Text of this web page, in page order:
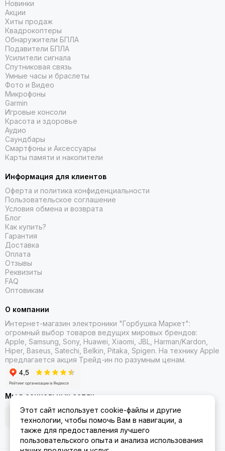
включая Trail Loop, Alpine Loop и Ocean Band.
Apple Watch SE:
обладающая всеми ключевыми возможностями для
отслеживания активности, общения и контроля за
здоровьем. Прекрасный вариант для повседневного
использования, представленный в разных размерах
(40мм и 44мм) и цветах.
Идеальный звук с Apple AirPods
Погрузитесь в мир кристально чистого звучания с
легендарными беспроводными наушниками Apple. Мы
предлагаем полную линейку, чтобы каждый мог найти свой
идеальный вариант:
обеспечивают превосходное качество звука, удобную
посадку и быструю синхронизацию с вашими
устройствами.
Apple AirPods Pro 2:Модель для тех, кто ценит
активное шумоподавление и режим прозрачности. Новая
версия с разъемом USB-C делает их еще более
универсальными.
Apple AirPods Max:
класса с непревзойденным качеством звука, адаптивным
эквалайзером и пространственным аудио для полного
погружения.
Аксессуары:
зарядные кейсы или один наушник, если это
необходимо.
Изучайте наш ассортимент, используя удобные фильтры по
модели, цвету и цене. Все товары сопровождаются
подробными характеристиками и фотографиями. Выбирайте
и заказывайте оригинальные устройства Apple в интернет-
магазине Gorbushka Market с быстрой доставкой и
официальной гарантией качества.
Новинки
Акции
Хиты продаж
Квадрокоптеры
Обнаружители БПЛА
Подавители БПЛА
Усилители сигнала
Спутниковая связь
Умные часы и браслеты
Фото и Видео
Микрофоны
Garmin
Игровые консоли
Красота и здоровье
Аудио
Саундбары
Смартфоны и Аксессуары
Карты памяти и накопители
Информация для клиентов
Оферта и политика конфиденциальности
Пользовательское соглашение
Условия обмена и возврата
Блог
Как купить?
Гарантия
Доставка
Оплата
Отзывы
Реквизиты
FAQ
Оптовикам
О компании
Интернет-магазин электроники "Горбушка Маркет":
огромный выбор товаров ведущих мировых брендов:
Apple, Samsung, Sony, Huawei, Xiaomi, JBL, Harman/Kardon,
Hiper, Baseus, Satechi, Belkin, Pitaka, Spigen. На технику Apple
предлагается акция Трейд-ин по разумным ценам.
Мы в социальных сетях
Этот сайт использует cookie-файлы и другие
технологии, чтобы помочь Вам в навигации, а
также для предоставления лучшего
пользовательского опыта и анализа использования